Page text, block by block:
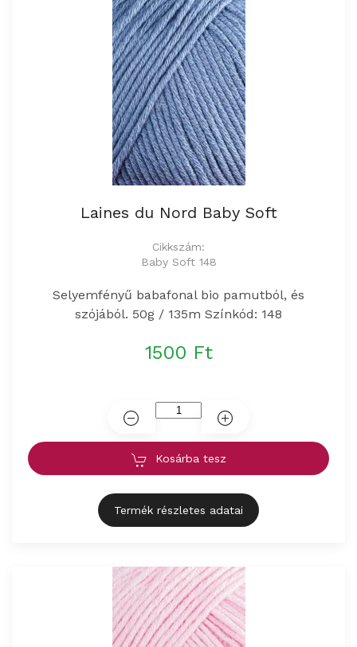
Laines du Nord Baby Soft
Cikkszám:
Baby Soft 148
Selyemfényű babafonal bio pamutból, és
szójából. 50g / 135m Színkód: 148
1500 Ft
Kosárba tesz
Termék részletes adatai